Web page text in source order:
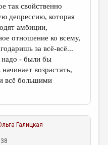
так свойственно
депрессию, которая
амбиции,
отношение ко всему,
за всё-всё...
надо - были бы
возрастать,
всё большими
Галицкая